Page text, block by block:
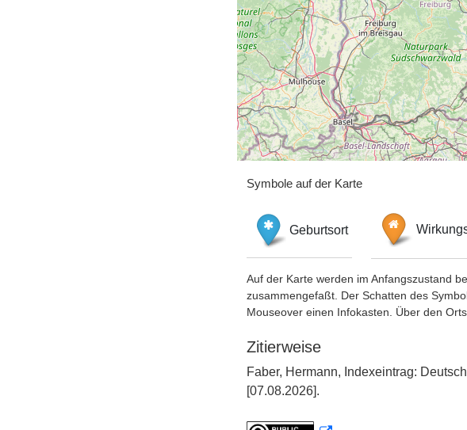
Symbole auf der Karte
Geburtsort
Auf der Karte werden im Anfangszustand
zusammengefaßt. Der Schatten des
Mouseover einen Infokasten. Über den
Zitierweise
Faber, Hermann, Indexeintrag:
[07.08.2026].